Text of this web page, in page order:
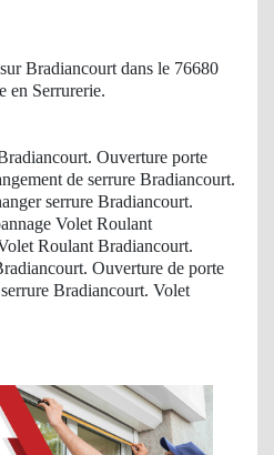
Bradiancourt dans le 76680
en Serrurerie.
Ouverture porte
de serrure Bradiancourt.
serrure Bradiancourt.
Volet Roulant
Roulant Bradiancourt.
Ouverture de porte
Bradiancourt. Volet